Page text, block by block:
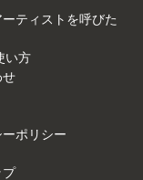
ティストを呼びた
い方
せ
ポリシー
プ